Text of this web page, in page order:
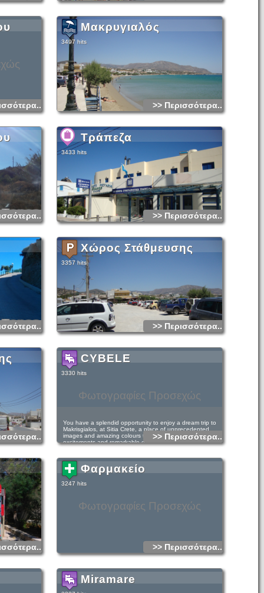
Μακρυγιαλός
3497 hits
>> Περισσότερα...
Τράπεζα
3433 hits
>> Περισσότερα...
Χώρος Στάθμευσης
3357 hits
>> Περισσότερα...
Φωτογραφίες Προσεχώς
CYBELE
3330 hits
You have a splendid opportunity to enjoy a dream trip to
Makrisgialos, at Sitia Crete, a place of unprecedented
images and amazing colours that will give you unique
excitements and remarkable experiences. The Cybele
which were designed and built with great care and real
taste, paying attention to every little detail. (русский язык)
double rooms of 45 square meters and two 30 squire
meters.
>> Περισσότερα...
Φωτογραφίες Προσεχώς
Φαρμακείο
3247 hits
>> Περισσότερα...
Miramare